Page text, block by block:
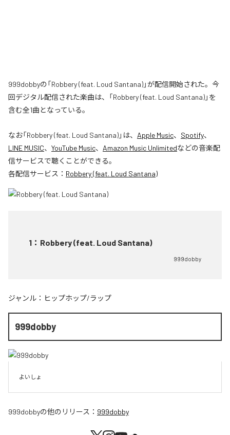
999dobbyの「Robbery (feat. Loud Santana)」が配信開始された。今
回デジタル配信された楽曲は、「Robbery (feat. Loud Santana)」を
含む全1曲となっている。
なお「Robbery (feat. Loud Santana)」は、 Apple Music、 Spotify、
LINE MUSIC、 YouTube Music、 Amazon Music Unlimitedなどの音楽配
信サービスで聴くことができる。
各配信サービス： Robbery (feat. Loud Santana)
1 ： Robbery (feat. Loud Santana)
999dobby
ジャンル： ヒップホップ/ラップ
999dobby
よいしょ
999dobbyの他のリリース： 999dobby